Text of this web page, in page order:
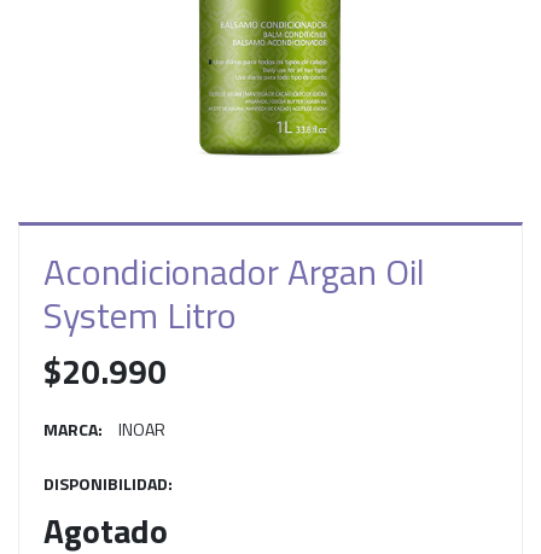
Acondicionador Argan Oil
System Litro
$20.990
MARCA: INOAR
DISPONIBILIDAD:
Agotado